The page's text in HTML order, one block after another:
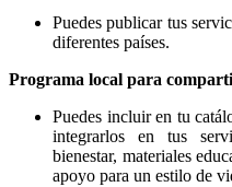
Puedes publicar tus
diferentes países.
Programa local para
Puedes incluir en tu
integrarlos en tus
bienestar, materiales
apoyo para un estilo de